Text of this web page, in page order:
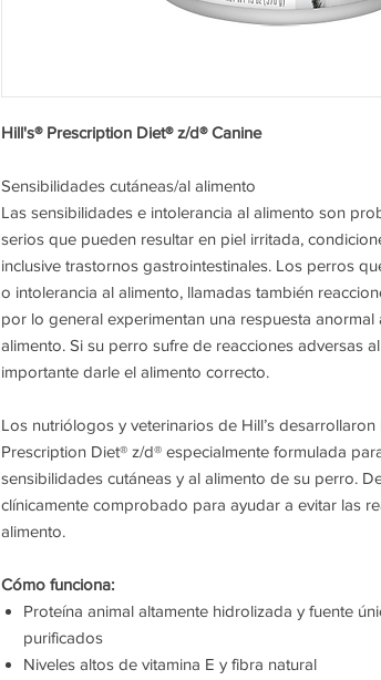
Hill's® Prescription Diet® z/d® Canine
Sensibilidades cutáneas/al alimento
Las sensibilidades e intolerancia al alimento son
serios que pueden resultar en piel irritada,
inclusive trastornos gastrointestinales. Los perros
o intolerancia al alimento, llamadas también
por lo general experimentan una respuesta anormal
alimento. Si su perro sufre de reacciones adversas
importante darle el alimento correcto.
Los nutriólogos y veterinarios de Hill’s desarrollaron
Prescription Diet® z/d® especialmente formulada
sensibilidades cutáneas y al alimento de su perro.
clínicamente comprobado para ayudar a evitar las
alimento.
Cómo funciona:
Proteína animal altamente hidrolizada y fuente
purificados
Niveles altos de vitamina E y fibra natural